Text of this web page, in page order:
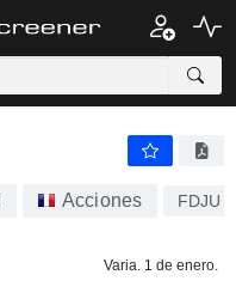
Acciones FDJU
Varia. 1 de enero.